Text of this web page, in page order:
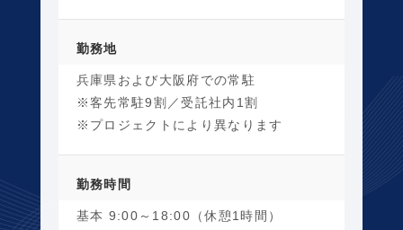
勤務地
兵庫県および大阪府での常駐
※客先常駐9割／受託社内1割
※プロジェクトにより異なります
勤務時間
基本 9:00～18:00（休憩1時間）